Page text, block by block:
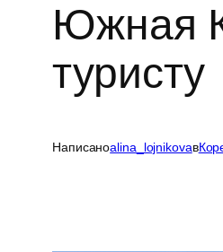
Южная
туристу
Написаноalina_lojnikovaв